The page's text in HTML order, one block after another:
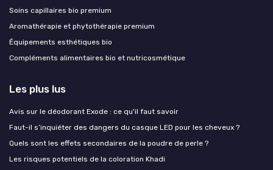
Soins capillaires bio premium
Aromathérapie et phytothérapie premium
Équipements esthétiques bio
Compléments alimentaires bio et nutricosmétique
Les plus lus
Avis sur le déodorant Exode : ce qu'il faut savoir
Faut-il s’inquiéter des dangers du casque LED pour les cheveux ?
Quels sont les effets secondaires de la poudre de perle ?
Les risques potentiels de la coloration Khadi